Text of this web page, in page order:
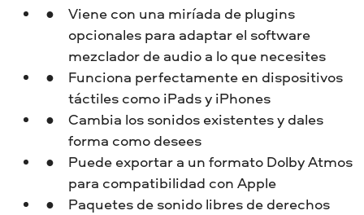
Viene con una miríada de plugins
opcionales para adaptar el software
mezclador de audio a lo que necesites
Funciona perfectamente en dispositivos
táctiles como iPads y iPhones
Cambia los sonidos existentes y dales
forma como desees
Puede exportar a un formato Dolby Atmos
para compatibilidad con Apple
Paquetes de sonido libres de derechos